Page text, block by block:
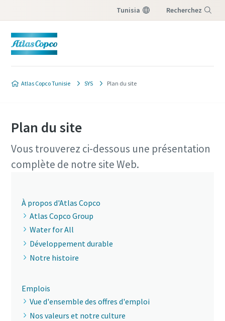
Tunisia Recherchez
Atlas Copco Tunisie SYS Plan du site
Plan du site
Vous trouverez ci-dessous une présentation
complète de notre site Web.
À propos d'Atlas Copco
Atlas Copco Group
Water for All
Développement durable
Notre histoire
Emplois
Vue d'ensemble des offres d'emploi
Nos valeurs et notre culture